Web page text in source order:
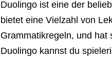
Duolingo ist eine der
bietet eine Vielzahl von
Grammatikregeln, und hat
Duolingo kannst du